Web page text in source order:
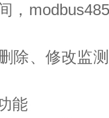
，
除、修改监
能